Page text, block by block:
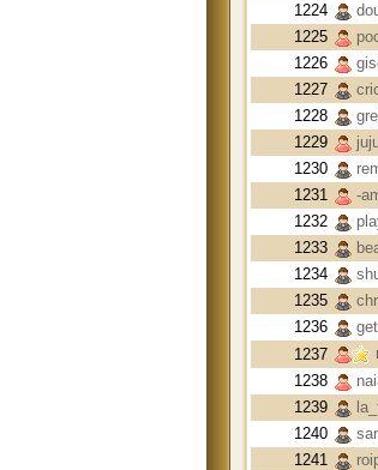
1224
1225
1226
1227
1228
1229
1230
1231
-
1232
1233
1234
1235
1236
1237
1238
1239
1240
1241